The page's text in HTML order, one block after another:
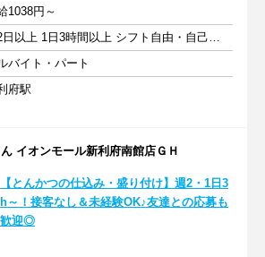
1038円～
週2日以上 1日3時間以上 シフト自由・自己申告
バイト・パート
府駅
イオンモール新利府南館店ＧＨ
【とんかつの仕込み・盛り付け】週2・1日3
h～！接客なし＆未経験OK♪友達との応募も
歓迎◎